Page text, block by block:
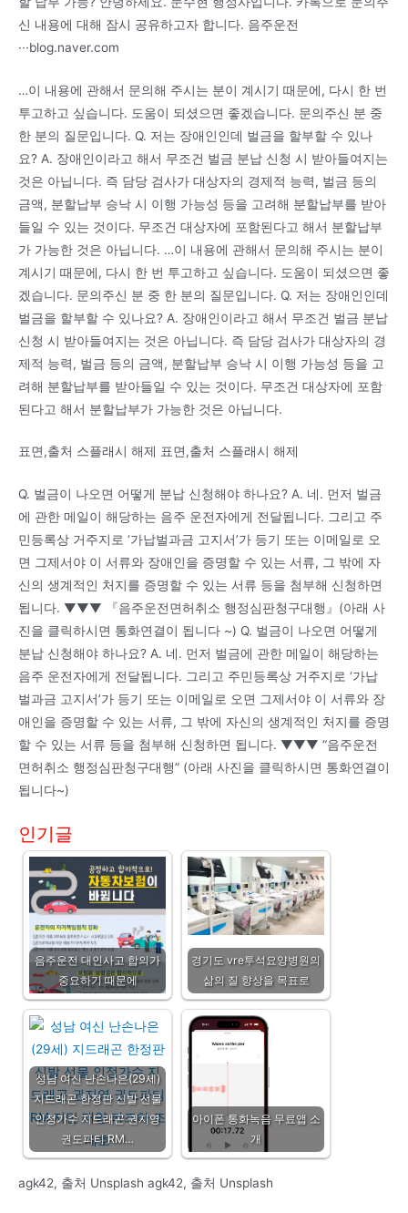
신 내용에 대해 잠시 공유하고자 합니다. 음주운전
···blog.naver.com
…이 내용에 관해서 문의해 주시는 분이 계시기 때문에, 다시 한 번
투고하고 싶습니다. 도움이 되셨으면 좋겠습니다. 문의주신 분 중
한 분의 질문입니다. Q. 저는 장애인인데 벌금을 할부할 수 있나
요? A. 장애인이라고 해서 무조건 벌금 분납 신청 시 받아들여지는
것은 아닙니다. 즉 담당 검사가 대상자의 경제적 능력, 벌금 등의
금액, 분할납부 승낙 시 이행 가능성 등을 고려해 분할납부를 받아
들일 수 있는 것이다. 무조건 대상자에 포함된다고 해서 분할납부
가 가능한 것은 아닙니다. …이 내용에 관해서 문의해 주시는 분이
계시기 때문에, 다시 한 번 투고하고 싶습니다. 도움이 되셨으면 좋
겠습니다. 문의주신 분 중 한 분의 질문입니다. Q. 저는 장애인인데
벌금을 할부할 수 있나요? A. 장애인이라고 해서 무조건 벌금 분납
신청 시 받아들여지는 것은 아닙니다. 즉 담당 검사가 대상자의 경
제적 능력, 벌금 등의 금액, 분할납부 승낙 시 이행 가능성 등을 고
려해 분할납부를 받아들일 수 있는 것이다. 무조건 대상자에 포함
된다고 해서 분할납부가 가능한 것은 아닙니다.
표면,출처 스플래시 해제 표면,출처 스플래시 해제
Q. 벌금이 나오면 어떻게 분납 신청해야 하나요? A. 네. 먼저 벌금
에 관한 메일이 해당하는 음주 운전자에게 전달됩니다. 그리고 주
민등록상 거주지로 ‘가납벌과금 고지서’가 등기 또는 이메일로 오
면 그제서야 이 서류와 장애인을 증명할 수 있는 서류, 그 밖에 자
신의 생계적인 처지를 증명할 수 있는 서류 등을 첨부해 신청하면
됩니다. ▼▼▼ 『음주운전면허취소 행정심판청구대행』(아래 사
진을 클릭하시면 통화연결이 됩니다 ~) Q. 벌금이 나오면 어떻게
분납 신청해야 하나요? A. 네. 먼저 벌금에 관한 메일이 해당하는
음주 운전자에게 전달됩니다. 그리고 주민등록상 거주지로 ‘가납
벌과금 고지서’가 등기 또는 이메일로 오면 그제서야 이 서류와 장
애인을 증명할 수 있는 서류, 그 밖에 자신의 생계적인 처지를 증명
할 수 있는 서류 등을 첨부해 신청하면 됩니다. ▼▼▼ “음주운전
면허취소 행정심판청구대행” (아래 사진을 클릭하시면 통화연결이
됩니다~)
인기글
음주운전 대인사고 합의가
중요하기 때문에
경기도 vre투석요양병원의
삶의 질 향상을 목표로
성남 여신 난손나은(29세)
지드래곤 한정판 신발 선물
인정가수 지드래곤 권지영
권도파티 RM…
아이폰 통화녹음 무료앱 소
개
agk42, 출처 Unsplash agk42, 출처 Unsplash